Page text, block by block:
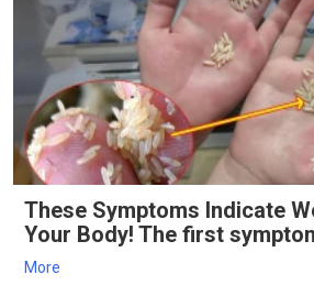
These Symptoms Indicate
Your Body! The first
More